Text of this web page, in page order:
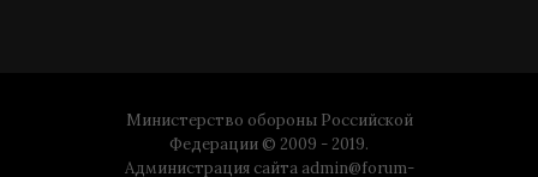
Министерство обороны Российской
Федерации © 2009 - 2019.
Администрация сайта admin@forum-